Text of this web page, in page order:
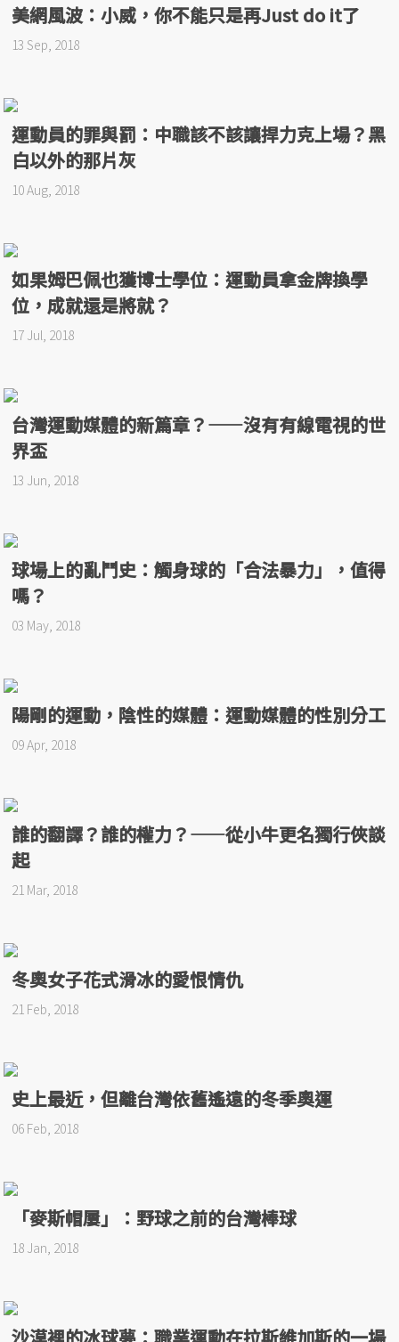
美網風波：小威，你不能只是再Just do it了
13 Sep, 2018
運動員的罪與罰：中職該不該讓捍力克上場？黑
白以外的那片灰
10 Aug, 2018
如果姆巴佩也獲博士學位：運動員拿金牌換學
位，成就還是將就？
17 Jul, 2018
台灣運動媒體的新篇章？——沒有有線電視的世
界盃
13 Jun, 2018
球場上的亂鬥史：觸身球的「合法暴力」，值得
嗎？
03 May, 2018
陽剛的運動，陰性的媒體：運動媒體的性別分工
09 Apr, 2018
誰的翻譯？誰的權力？——從小牛更名獨行俠談
起
21 Mar, 2018
冬奧女子花式滑冰的愛恨情仇
21 Feb, 2018
史上最近，但離台灣依舊遙遠的冬季奧運
06 Feb, 2018
「麥斯帽屢」：野球之前的台灣棒球
18 Jan, 2018